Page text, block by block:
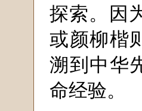
探索。因
或颜柳楷
溯到中华
命经验。